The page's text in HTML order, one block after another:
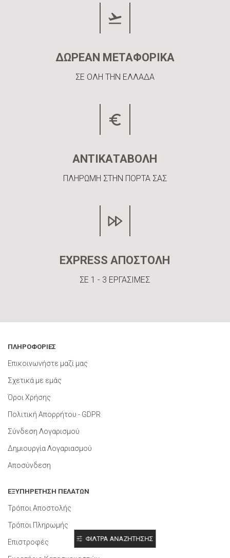
ΔΩΡΕΑΝ ΜΕΤΑΦΟΡΙΚΑ
ΣΕ ΟΛΗ ΤΗΝ ΕΛΛΑΔΑ
ΑΝΤΙΚΑΤΑΒΟΛΗ
ΠΛΗΡΩΜΗ ΣΤΗΝ ΠΟΡΤΑ ΣΑΣ
EXPRESS ΑΠΟΣΤΟΛΗ
ΣΕ 1 - 3 ΕΡΓΑΣΙΜΕΣ
ΠΛΗΡΟΦΟΡΙΕΣ
Επικοινωνήστε μαζί μας
Σχετικά με εμάς
Όροι Χρήσης
Πολιτική Απορρήτου - GDPR
Σύνδεση Λογαρισμού
Δημιουργία Λογαριασμού
Αποσύνδεση
ΕΞΥΠΗΡΕΤΗΣΗ ΠΕΛΑΤΩΝ
Τρόποι Αποστολής
Τρόποι Πληρωμής
Επιστροφές ΦΙΛΤΡΑ ΑΝΑΖΗΤΗΣΗΣ